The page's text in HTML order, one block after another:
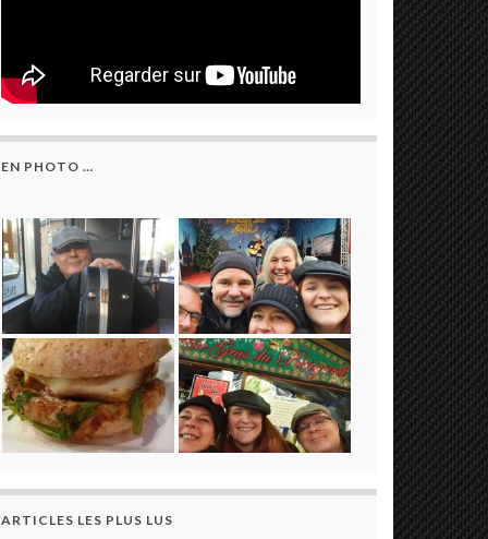
EN PHOTO …
ARTICLES LES PLUS LUS